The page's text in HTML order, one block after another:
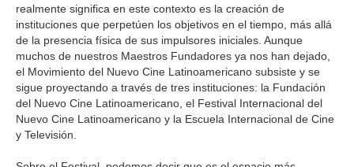
realmente significa en este contexto es la creación de
instituciones que perpetúen los objetivos en el tiempo, más allá
de la presencia física de sus impulsores iniciales. Aunque
muchos de nuestros Maestros Fundadores ya nos han dejado,
el Movimiento del Nuevo Cine Latinoamericano subsiste y se
sigue proyectando a través de tres instituciones: la Fundación
del Nuevo Cine Latinoamericano, el Festival Internacional del
Nuevo Cine Latinoamericano y la Escuela Internacional de Cine
y Televisión.